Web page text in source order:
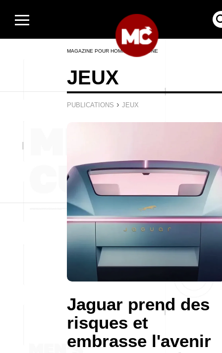
MAGAZINE POUR HOMMES EN LIGNE
JEUX
PUBLICATIONS › JEUX
Jaguar prend des
risques et
embrasse l'avenir